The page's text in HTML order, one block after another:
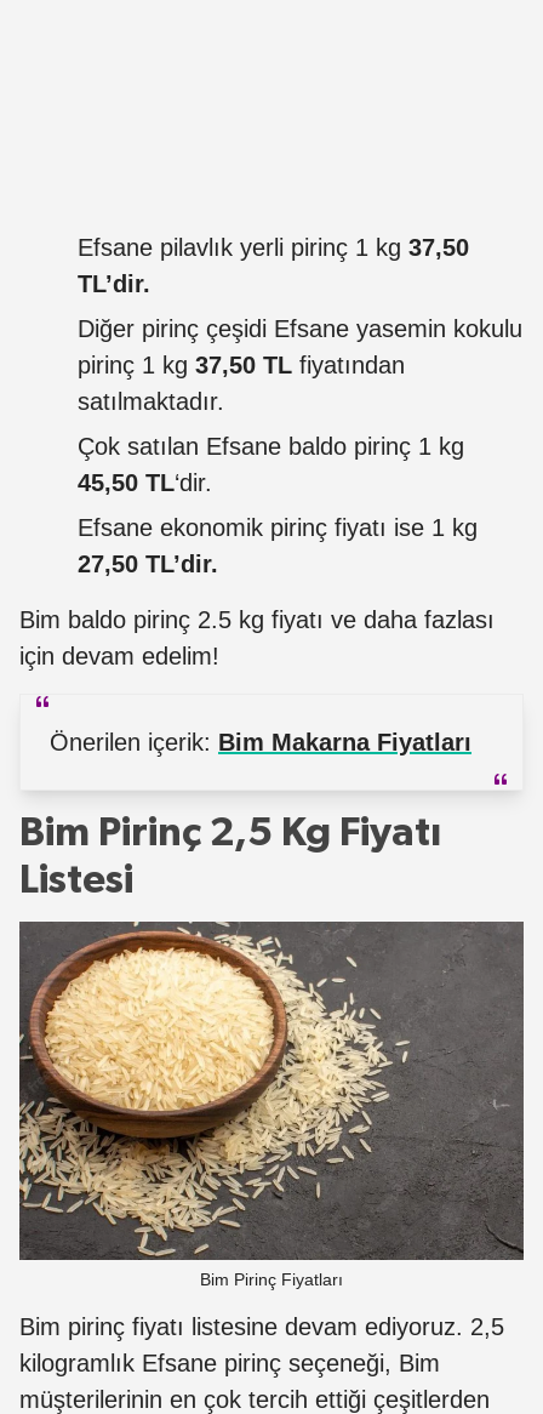
Efsane pilavlık yerli pirinç 1 kg 37,50
TL’dir.
Diğer pirinç çeşidi Efsane yasemin kokulu
pirinç 1 kg 37,50 TL fiyatından
satılmaktadır.
Çok satılan Efsane baldo pirinç 1 kg
45,50 TL‘dir.
Efsane ekonomik pirinç fiyatı ise 1 kg
27,50 TL’dir.
Bim baldo pirinç 2.5 kg fiyatı ve daha fazlası
için devam edelim!
Önerilen içerik: Bim Makarna Fiyatları
Bim Pirinç 2,5 Kg Fiyatı
Listesi
Bim Pirinç Fiyatları
Bim pirinç fiyatı listesine devam ediyoruz. 2,5
kilogramlık Efsane pirinç seçeneği, Bim
müşterilerinin en çok tercih ettiği çeşitlerden